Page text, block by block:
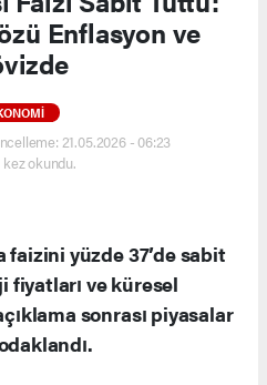
Enflasyon ve
21.05.2026 - 06:23
okundu.
yüzde 37’de sabit
fiyatları ve küresel
sonrası piyasalar